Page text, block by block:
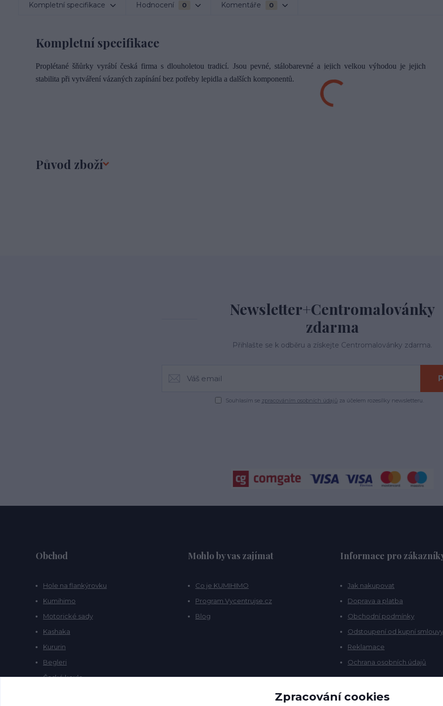
Kompletní specifikace Hodnocení 0 Komentáře 0
Kompletní specifikace
Proplétané šňůrky vyrábí česká firma s dlouholetou tradicí. Jsou pevné, stálobarevné a jejich velkou výhodou je jejich
stabilita při vytváření vázaných zapínání bez potřeby lepidla a dalších komponentů.
Původ zboží
Newsletter+Centromalovánky
zdarma
Přihlašte se k odběru a získejte Centromalovánky zdarma.
Souhlasím se zpracováním osobních údajů za účelem rozesílky newsletteru.
Obchod
Hole na flankýrovku
Kumihimo
Motorické sady
Kashaka
Kururin
Begleri
České koule
Mohlo by vas zajímat
Co je KUMIHIMO
Program Vycentrujse.cz
Blog
Informace pro
Jak nakupovat
Doprava a platba
Obchodní podmínky
Odstoupení od kupní smlouvy
Reklamace
Ochrana osobních údajů
Zpracování cookies